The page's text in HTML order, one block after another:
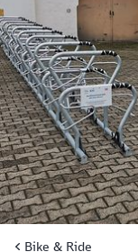
Bike & Ride